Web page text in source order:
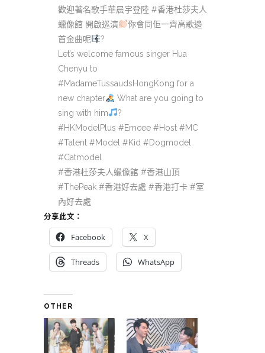
歡迎著名歌手華晨宇登陸 #香港杜莎夫人
蠟像館 開啟巡演
你會同佢一齊高歌邊
首金曲呢
?
Let’s welcome famous singer Hua
Chenyu to
#MadameTussaudsHongKong for a
new chapter
What are you going to
sing with him
?
#HKModelPlus #Emcee #Host #MC
#Talent #Model #Kid #Dogmodel
#Catmodel
#香港杜莎夫人蠟像館 #香港山頂
#ThePeak #香港好去處 #香港打卡 #室
內好去處
分享此文：
Facebook X
Threads WhatsApp
OTHER